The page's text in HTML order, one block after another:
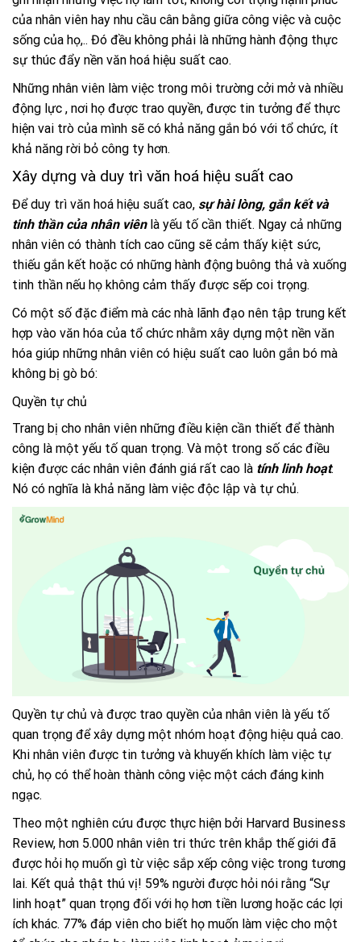
của nhân viên hay nhu cầu cân bằng giữa công việc và cuộc
sống của họ,.. Đó đều không phải là những hành động thực
sự thúc đẩy nền văn hoá hiệu suất cao.
Những nhân viên làm việc trong môi trường cởi mở và nhiều
động lực , nơi họ được trao quyền, được tin tưởng để thực
hiện vai trò của mình sẽ có khả năng gắn bó với tổ chức, ít
khả năng rời bỏ công ty hơn.
Xây dựng và duy trì văn hoá hiệu suất cao
Để duy trì văn hoá hiệu suất cao, sự hài lòng, gắn kết và
tinh thần của nhân viênlà yếu tố cần thiết. Ngay cả những
nhân viên có thành tích cao cũng sẽ cảm thấy kiệt sức,
thiếu gắn kết hoặc có những hành động buông thả và xuống
tinh thần nếu họ không cảm thấy được sếp coi trọng.
Có một số đặc điểm mà các nhà lãnh đạo nên tập trung kết
hợp vào văn hóa của tổ chức nhằm xây dựng một nền văn
hóa giúp những nhân viên có hiệu suất cao luôn gắn bó mà
không bị gò bó:
Quyền tự chủ
Trang bị cho nhân viên những điều kiện cần thiết để thành
công là một yếu tố quan trọng. Và một trong số các điều
kiện được các nhân viên đánh giá rất cao là tính linh hoạt.
Nó có nghĩa là khả năng làm việc độc lập và tự chủ.
Quyền tự chủ và được trao quyền của nhân viên là yếu tố
quan trọng để xây dựng một nhóm hoạt động hiệu quả cao.
Khi nhân viên được tin tưởng và khuyến khích làm việc tự
chủ, họ có thể hoàn thành công việc một cách đáng kinh
ngạc.
Theo một nghiên cứu được thực hiện bởi Harvard Business
Review, hơn 5.000 nhân viên tri thức trên khắp thế giới đã
được hỏi họ muốn gì từ việc sắp xếp công việc trong tương
lai. Kết quả thật thú vị! 59% người được hỏi nói rằng “Sự
linh hoạt” quan trọng đối với họ hơn tiền lương hoặc các lợi
ích khác. 77% đáp viên cho biết họ muốn làm việc cho một